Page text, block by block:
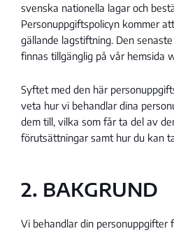
svenska nationella lagar och
Personuppgiftspolicyn kommer
gällande lagstiftning. Den
finnas tillgänglig på vår hemsida
Syftet med den här
veta hur vi behandlar dina
dem till, vilka som får ta del av
förutsättningar samt hur du kan
2. BAKGRUND
Vi behandlar din